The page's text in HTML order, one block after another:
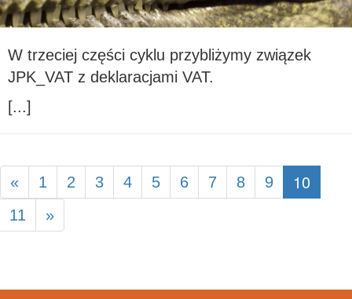
W trzeciej części cyklu przybliżymy związek
JPK_VAT z deklaracjami VAT.
[...]
« 1 2 3 4 5 6 7 8 9 10
11 »